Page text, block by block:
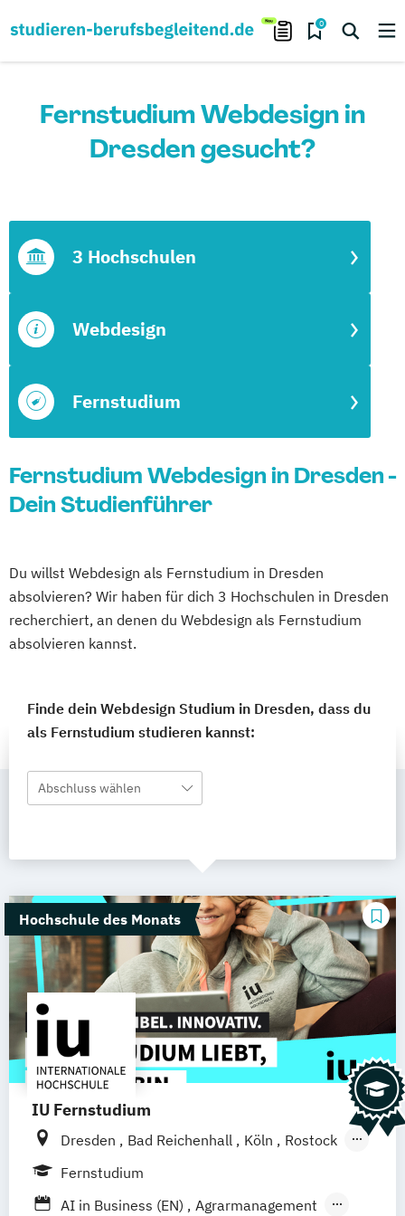
0
Fernstudium Webdesign in
Dresden gesucht?
Fernstudium
Webdesign
3 Hochschulen
Fernstudium Webdesign in Dresden -
Dein Studienführer
Du willst Webdesign als Fernstudium in Dresden
absolvieren? Wir haben für dich 3 Hochschulen in Dresden
recherchiert, an denen du Webdesign als Fernstudium
absolvieren kannst.
Finde dein Webdesign Studium in Dresden, dass du
als Fernstudium studieren kannst:
Abschluss wählen
Hochschule des Monats
IU Fernstudium
Dresden Bad Reichenhall Köln
Rostock
Freiburg
Fernstudium
AI in Business (EN)
Agrarmanagement